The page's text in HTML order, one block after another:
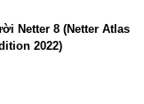
Netter 8 (Netter Atlas
2022)